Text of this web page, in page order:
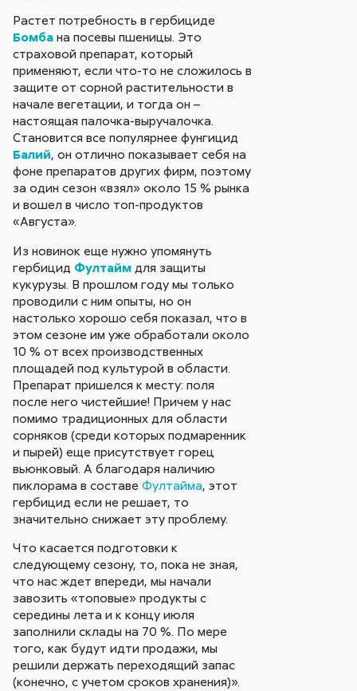
Растет потребность в гербициде
Бомба на посевы пшеницы. Это
страховой препарат, который
применяют, если что-то не сложилось в
защите от сорной растительности в
начале вегетации, и тогда он –
настоящая палочка-выручалочка.
Становится все популярнее фунгицид
Балий, он отлично показывает себя на
фоне препаратов других фирм, поэтому
за один сезон «взял» около 15 % рынка
и вошел в число топ-продуктов
«Августа».
Из новинок еще нужно упомянуть
гербицид Фултайм для защиты
кукурузы. В прошлом году мы только
проводили с ним опыты, но он
настолько хорошо себя показал, что в
этом сезоне им уже обработали около
10 % от всех производственных
площадей под культурой в области.
Препарат пришелся к месту: поля
после него чистейшие! Причем у нас
помимо традиционных для области
сорняков (среди которых подмаренник
и пырей) еще присутствует горец
вьюнковый. А благодаря наличию
пиклорама в составеФултайма, этот
гербицид если не решает, то
значительно снижает эту проблему.
Что касается подготовки к
следующему сезону, то, пока не зная,
что нас ждет впереди, мы начали
завозить «топовые» продукты с
середины лета и к концу июля
заполнили склады на 70 %. По мере
того, как будут идти продажи, мы
решили держать переходящий запас
(конечно, с учетом сроков хранения)».